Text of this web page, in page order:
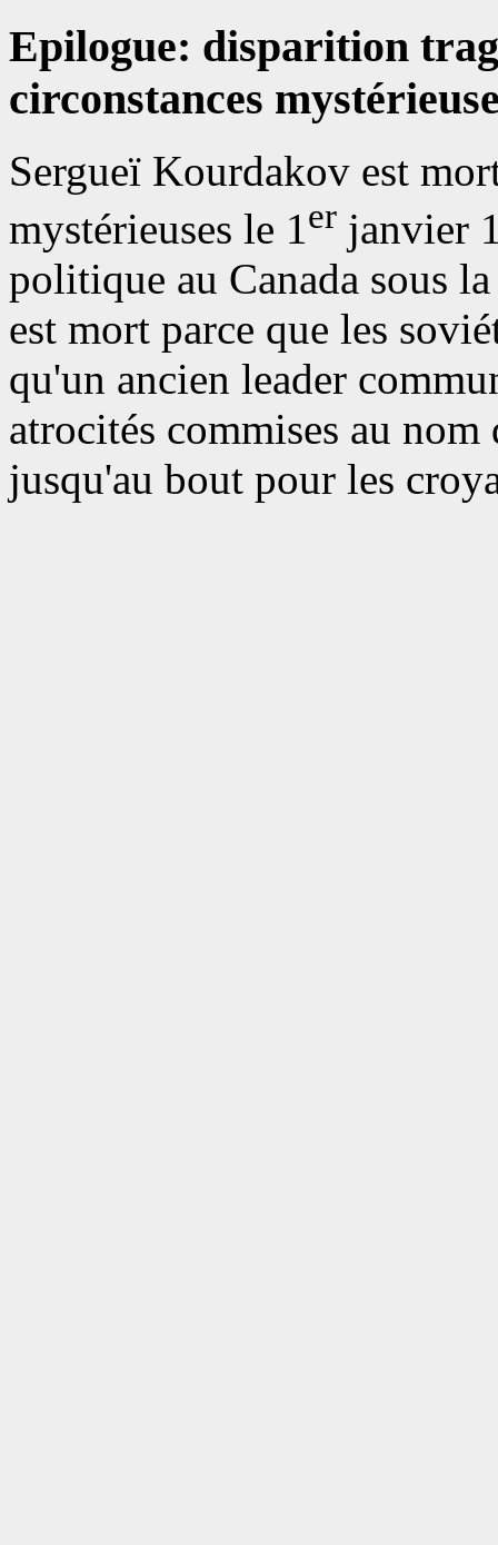
Epilogue: disparition
circonstances
Sergueï Kourdakov est
mystérieuses le 1er janvier
politique au Canada sous
est mort parce que les
qu'un ancien leader
atrocités commises au
jusqu'au bout pour les